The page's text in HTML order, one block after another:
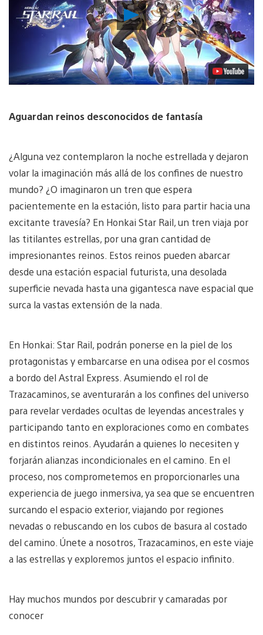
Reproducir
Video
Aguardan reinos desconocidos de fantasía
¿Alguna vez contemplaron la noche estrellada y dejaron
volar la imaginación más allá de los confines de nuestro
mundo? ¿O imaginaron un tren que espera
pacientemente en la estación, listo para partir hacia una
excitante travesía? En Honkai Star Rail, un tren viaja por
las titilantes estrellas, por una gran cantidad de
impresionantes reinos. Estos reinos pueden abarcar
desde una estación espacial futurista, una desolada
superficie nevada hasta una gigantesca nave espacial que
surca la vastas extensión de la nada.
En Honkai: Star Rail, podrán ponerse en la piel de los
protagonistas y embarcarse en una odisea por el cosmos
a bordo del Astral Express. Asumiendo el rol de
Trazacaminos, se aventurarán a los confines del universo
para revelar verdades ocultas de leyendas ancestrales y
participando tanto en exploraciones como en combates
en distintos reinos. Ayudarán a quienes lo necesiten y
forjarán alianzas incondicionales en el camino. En el
proceso, nos comprometemos en proporcionarles una
experiencia de juego inmersiva, ya sea que se encuentren
surcando el espacio exterior, viajando por regiones
nevadas o rebuscando en los cubos de basura al costado
del camino. Únete a nosotros, Trazacaminos, en este viaje
a las estrellas y exploremos juntos el espacio infinito.
Hay muchos mundos por descubrir y camaradas por
conocer